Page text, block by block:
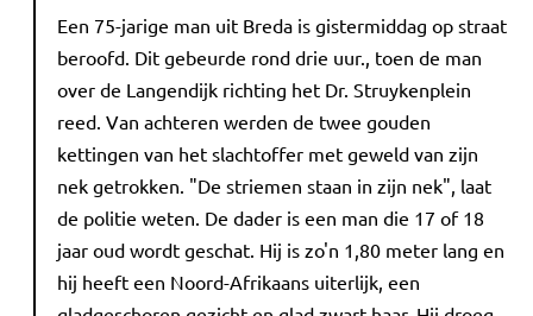
Een 75-jarige man uit Breda is gistermiddag op straat
beroofd. Dit gebeurde rond drie uur., toen de man
over de Langendijk richting het Dr. Struykenplein
reed. Van achteren werden de twee gouden
kettingen van het slachtoffer met geweld van zijn
nek getrokken. "De striemen staan in zijn nek", laat
de politie weten. De dader is een man die 17 of 18
jaar oud wordt geschat. Hij is zo'n 1,80 meter lang en
hij heeft een Noord-Afrikaans uiterlijk, een